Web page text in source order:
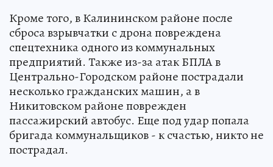
Кроме того, в Калининском районе после
сброса взрывчатки с дрона повреждена
спецтехника одного из коммунальных
предприятий. Также из-за атак БПЛА в
Центрально-Городском районе пострадали
несколько гражданских машин, а в
Никитовском районе поврежден
пассажирский автобус. Еще под удар попала
бригада коммунальщиков - к счастью, никто не
пострадал.